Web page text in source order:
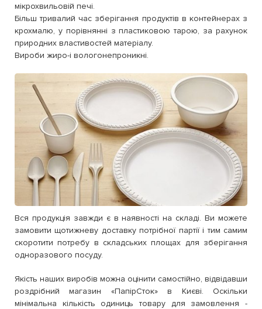
мікрохвильовій печі.
Більш тривалий час зберігання продуктів в контейнерах з
крохмалю, у порівнянні з пластиковою тарою, за рахунок
природних властивостей матеріалу.
Вироби жиро-і вологонепроникні.
Вся продукція завжди є в наявності на складі. Ви можете
замовити щотижневу доставку потрібної партії і тим самим
скоротити потребу в складських площах для зберігання
одноразового посуду.
Якість наших виробів можна оцінити самостійно, відвідавши
роздрібний магазин «ПапірСток» в Києві. Оскільки
мінімальна кількість одиниць товару для замовлення -